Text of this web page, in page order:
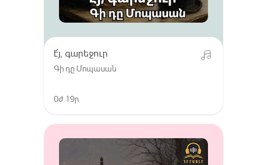
է՜յ, գարեջուր
Գի դը Մոպասան
0ժ 19ր